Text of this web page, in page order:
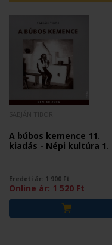
A búbos kemence 11.
kiadás - Népi kultúra 1.
Eredeti ár: 1 900 Ft
Online ár: 1 520 Ft